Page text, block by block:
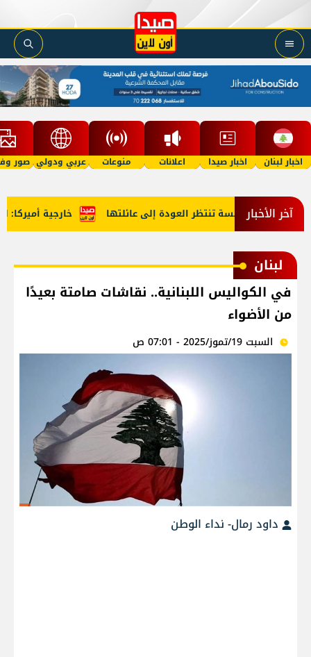
اخبار لبنان اخبار صيدا اعلانات منوعات عربي ودولي صور
آخر الأخبار خارجية أميركا: في الخامسة تنتظر العودة إلى عائلتها
لبنان
في الكواليس اللبنانية.. نقاشات صامتة بعيدًا
من الأضواء
السبت 19/تموز/2025 - 07:01 ص
داود رمال- نداء الوطن